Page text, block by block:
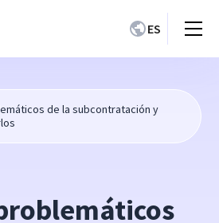
ES
de la subcontratación y